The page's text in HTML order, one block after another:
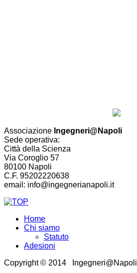
Associazione Ingegneri@Napoli
Sede operativa:
Città della Scienza
Via Coroglio 57
80100 Napoli
C.F. 95202220638
email: info@ingegnerianapoli.it
Home
Chi siamo
Statuto
Adesioni
Copyright © 2014 Ingegneri@Napoli